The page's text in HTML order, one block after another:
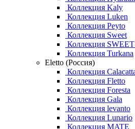
Коллекция Kaly
Коллекция Luken
Коллекция Peyto
Коллекция Sweet
Коллекция
Коллекция Turkana
Eletto (Россия)
Коллекция
Коллекция Fletto
Коллекция Foresta
Коллекция Gala
Коллекция levanto
Коллекция Lunario
Коллекция MATE